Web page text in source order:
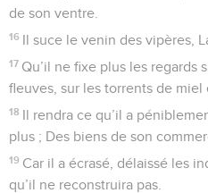
de son ventre.
16 Il suce le venin des vipères,
17 Qu’il ne fixe plus les regards
fleuves, sur les torrents de miel
18 Il rendra ce qu’il a
plus ; Des biens de son
19 Car il a écrasé, délaissé les
qu’il ne reconstruira pas.